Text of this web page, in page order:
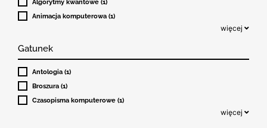
Algorytmy kwantowe (1)
Animacja komputerowa (1)
więcej
Gatunek
Antologia (1)
Broszura (1)
Czasopisma komputerowe (1)
więcej